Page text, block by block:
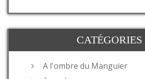
CATÉGORIES
A l'ombre du Manguier